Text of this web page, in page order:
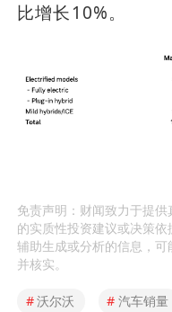
比增长10%。
免责声明：财闻致力于提
的实质性投资建议或决策
辅助生成或分析的信息，
并核实。
#沃尔沃 # 汽车销量